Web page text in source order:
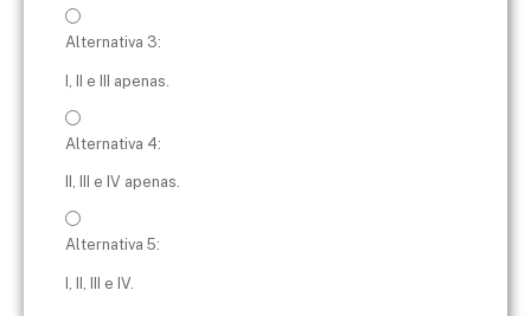
Alternativa 3:
I, II e III apenas.
Alternativa 4:
II, III e IV apenas.
Alternativa 5:
I, II, III e IV.